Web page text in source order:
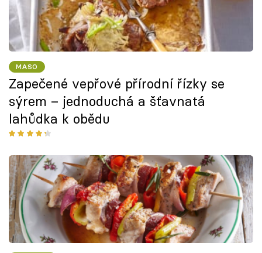
MASO
Zapečené vepřové přírodní řízky se
sýrem – jednoduchá a šťavnatá
lahůdka k obědu